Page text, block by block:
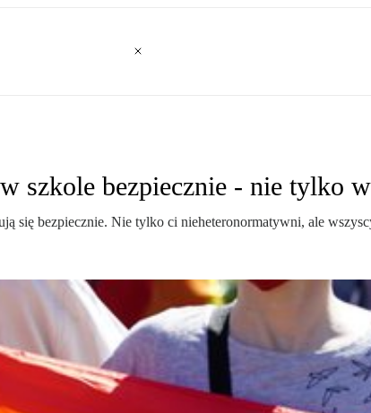
szkole bezpiecznie - nie tylko
się bezpiecznie. Nie tylko ci nieheteronormatywni, ale